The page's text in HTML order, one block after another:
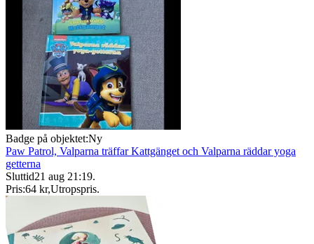
Badge på objektet:Ny
Paw Patrol, Valparna träffar Kattgänget och Valparna räddar yoga
getterna
Sluttid21 aug 21:19.
Pris:64 kr,Utropspris.